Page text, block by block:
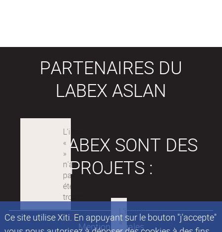
Ce site utilise Xiti. En appuyant sur le bouton "j'accepte"
PARTENAIRES DU
LABEX ASLAN
LES LABEX SONT DES
PROJETS :
Mentions légales